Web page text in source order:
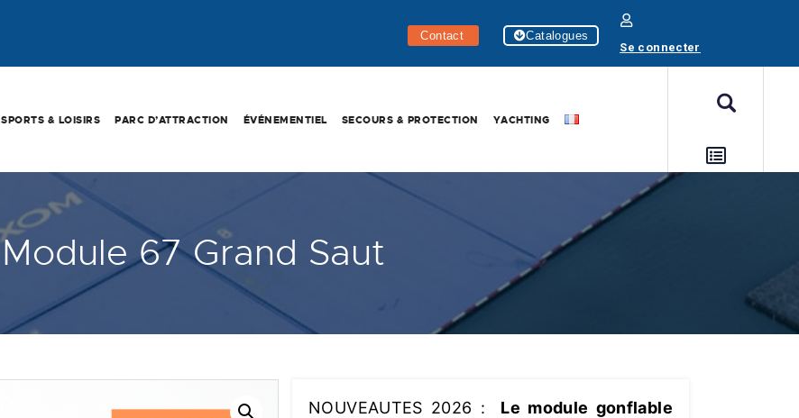
Contact
Catalogues
Se connecter
SPORTS & LOISIRS PARC D’ATTRACTION ÉVÉNEMENTIEL SECOURS & PROTECTION YACHTING
Module 67 Grand Saut
NOUVEAUTES 2026 :
Le module gonflable